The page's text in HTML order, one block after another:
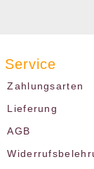
Service
Zahlungsarten
Lieferung
AGB